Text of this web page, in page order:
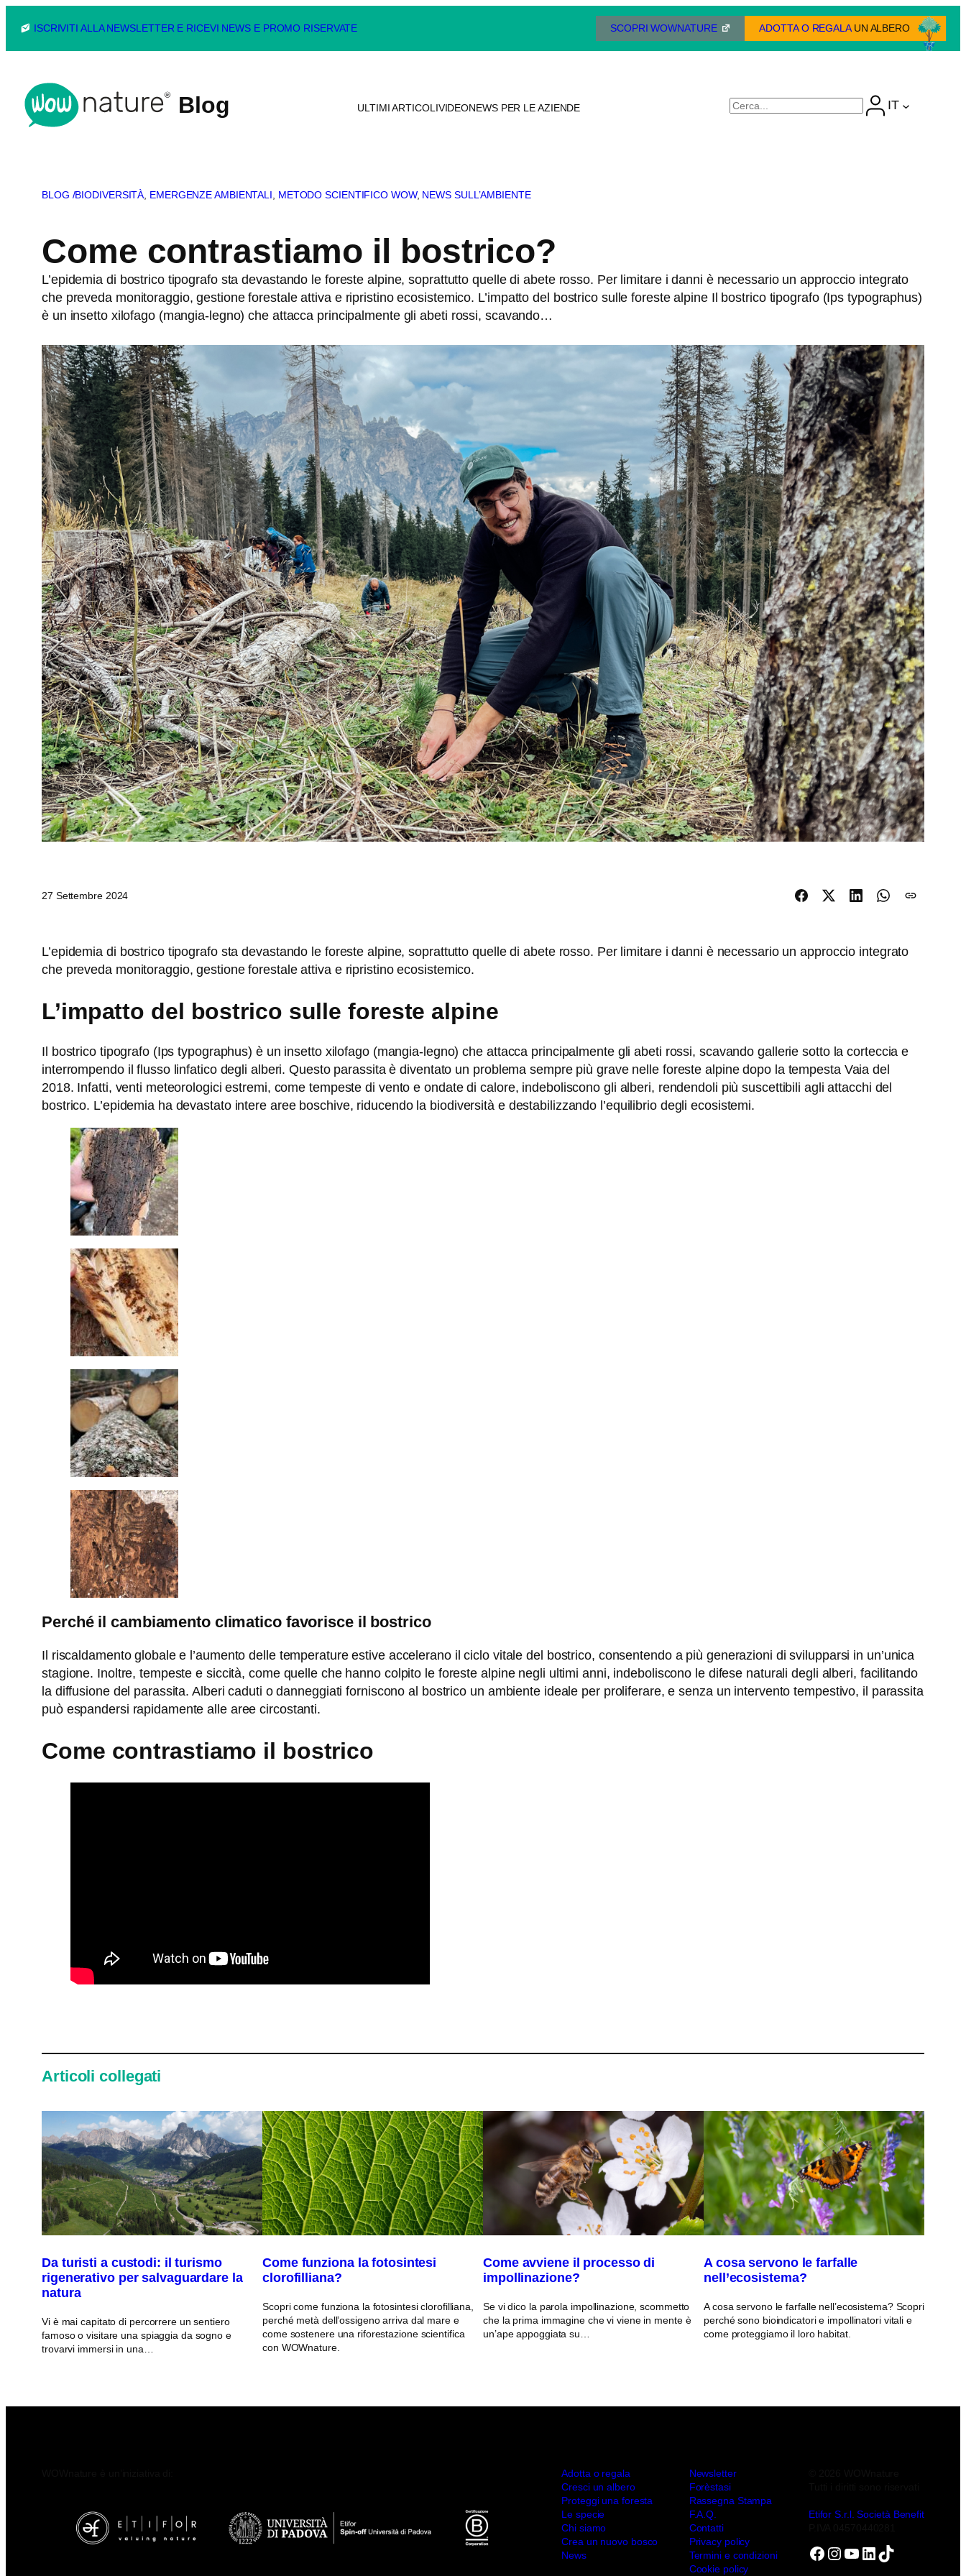
contenuto
ISCRIVITI ALLA NEWSLETTER E RICEVI NEWS E PROMO RISERVATE SCOPRI WOWNATURE ADOTTA O REGALAUN ALBERO
Blog ULTIMI ARTICOLIVIDEONEWS PER LE AZIENDE Cerca IT
BLOG /BIODIVERSITÀ, EMERGENZE AMBIENTALI, METODO SCIENTIFICO WOW, NEWS SULL’AMBIENTE
Come contrastiamo il bostrico?
L’epidemia di bostrico tipografo sta devastando le foreste alpine, soprattutto quelle di abete rosso. Per limitare i danni è necessario un approccio integrato
che preveda monitoraggio, gestione forestale attiva e ripristino ecosistemico. L’impatto del bostrico sulle foreste alpine Il bostrico tipografo (Ips typographus)
è un insetto xilofago (mangia-legno) che attacca principalmente gli abeti rossi, scavando…
27 Settembre 2024
L’epidemia di bostrico tipografo sta devastando le foreste alpine, soprattutto quelle di abete rosso. Per limitare i danni è necessario un approccio integrato
che preveda monitoraggio, gestione forestale attiva e ripristino ecosistemico.
L’impatto del bostrico sulle foreste alpine
Il bostrico tipografo (Ips typographus) è un insetto xilofago (mangia-legno) che attacca principalmente gli abeti rossi, scavando gallerie sotto la corteccia e
interrompendo il flusso linfatico degli alberi. Questo parassita è diventato un problema sempre più grave nelle foreste alpine dopo la tempesta Vaia del
2018. Infatti, venti meteorologici estremi, come tempeste di vento e ondate di calore, indeboliscono gli alberi, rendendoli più suscettibili agli attacchi del
bostrico. L’epidemia ha devastato intere aree boschive, riducendo la biodiversità e destabilizzando l’equilibrio degli ecosistemi.
Perché il cambiamento climatico favorisce il bostrico
Il riscaldamento globale e l’aumento delle temperature estive accelerano il ciclo vitale del bostrico, consentendo a più generazioni di svilupparsi in un’unica
stagione. Inoltre, tempeste e siccità, come quelle che hanno colpito le foreste alpine negli ultimi anni, indeboliscono le difese naturali degli alberi, facilitando
la diffusione del parassita. Alberi caduti o danneggiati forniscono al bostrico un ambiente ideale per proliferare, e senza un intervento tempestivo, il parassita
può espandersi rapidamente alle aree circostanti.
Come contrastiamo il bostrico
Articoli collegati
Da turisti a custodi: il turismo
rigenerativo per salvaguardare la
natura
Vi è mai capitato di percorrere un sentiero
famoso o visitare una spiaggia da sogno e
trovarvi immersi in una…
Come funziona la fotosintesi
clorofilliana?
Scopri come funziona la fotosintesi clorofilliana,
perché metà dell’ossigeno arriva dal mare e
come sostenere una riforestazione scientifica
con WOWnature.
Come avviene il processo di
impollinazione?
Se vi dico la parola impollinazione, scommetto
che la prima immagine che vi viene in mente è
un’ape appoggiata su…
A cosa servono le farfalle
nell’ecosistema?
A cosa servono le farfalle nell’ecosistema? Scopri
perché sono bioindicatori e impollinatori vitali e
come proteggiamo il loro habitat.
Adotta o regala
Cresci un albero
Proteggi una foresta
Le specie
Chi siamo
Crea un nuovo bosco
News
Newsletter
Forèstasi
Rassegna Stampa
F.A.Q.
Contatti
Privacy policy
Termini e condizioni
Cookie policy
Etifor S.r.l. Società Benefit
Facebook
Instagram
YouTube
LinkedIn
TikTok